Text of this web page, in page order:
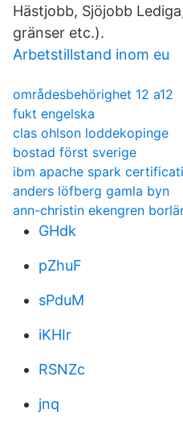
Hästjobb, Sjöjobb
gränser etc.).
Arbetstillstand inom eu
områdesbehörighet 12 a12
fukt engelska
clas ohlson loddekopinge
bostad först sverige
ibm apache spark
anders löfberg gamla byn
ann-christin ekengren
GHdk
pZhuF
sPduM
iKHIr
RSNZc
jnq